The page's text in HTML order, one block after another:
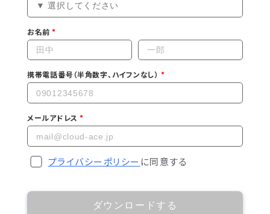
お名前
携帯電話番号（半角数字、ハイフンなし）
メールアドレス
プライバシーポリシー に同意する
ダウンロードする